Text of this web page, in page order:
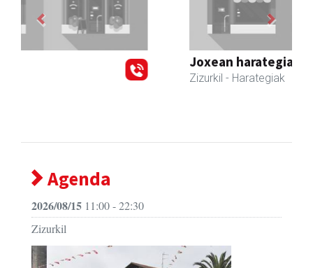
Previous Next
Agenda
2026/08/15 11:00 - 22:30
Zizurkil